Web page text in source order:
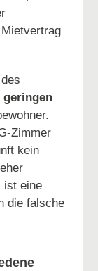
geringen
Zimmer
kein
ist eine
die falsche